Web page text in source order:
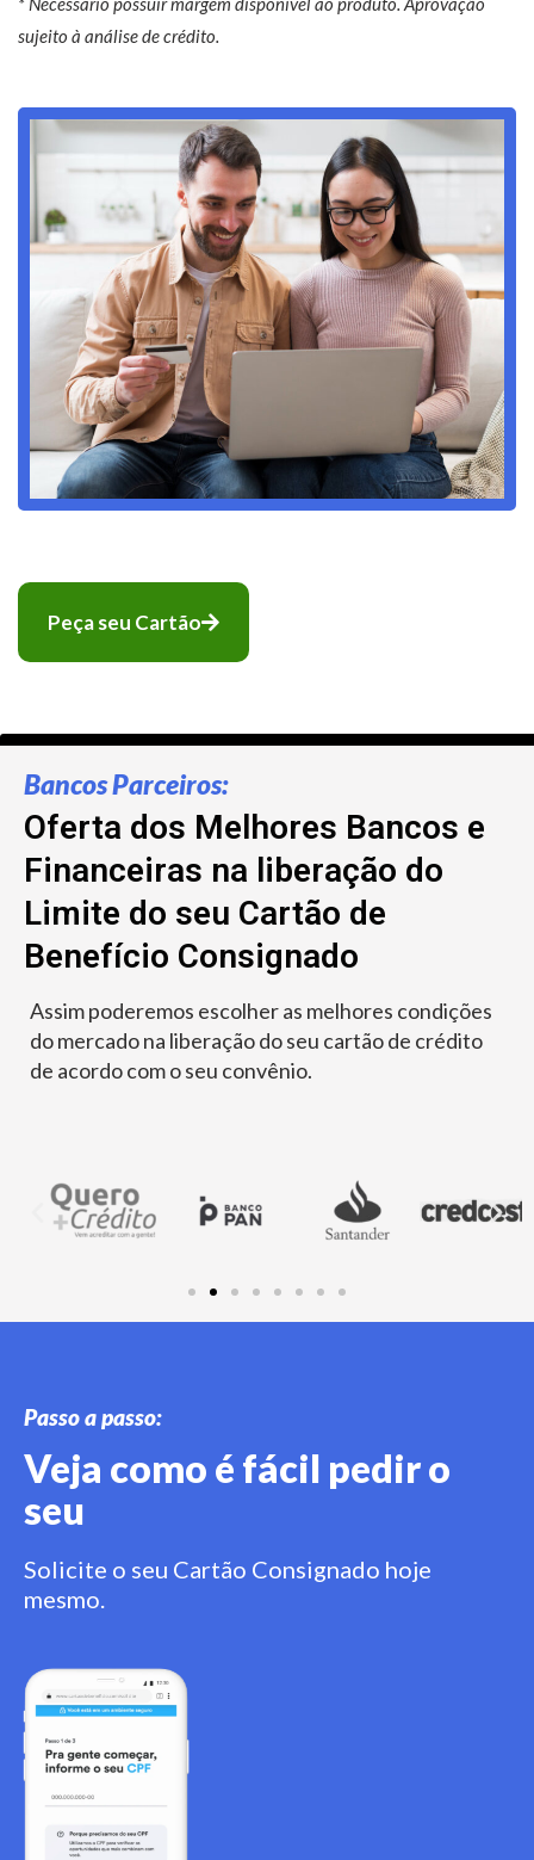
sujeito à análise de crédito.
Peça seu Cartão
Bancos Parceiros:
Oferta dos Melhores Bancos e
Financeiras na liberação do
Limite do seu Cartão de
Benefício Consignado
Assim poderemos escolher as melhores condições
do mercado na liberação do seu cartão de crédito
de acordo com o seu convênio.
Passo a passo:
Veja como é fácil pedir o
seu
Solicite o seu Cartão Consignado hoje
mesmo.